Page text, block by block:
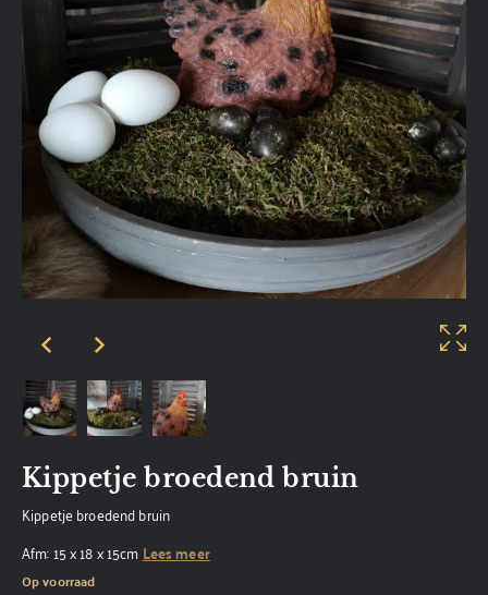
Kippetje broedend bruin
Kippetje broedend bruin
Afm: 15 x 18 x 15cm Lees meer
Op voorraad